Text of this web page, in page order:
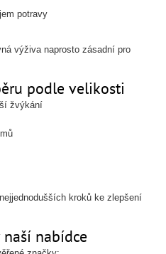
potravy
výživa naprosto zásadní pro
podle velikosti
žvýkání
kroků ke zlepšení
nabídce